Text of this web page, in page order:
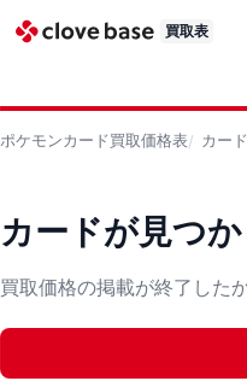
買取表
ポケモンカード買取価格表 カー
カードが見つ
買取価格の掲載が終了した